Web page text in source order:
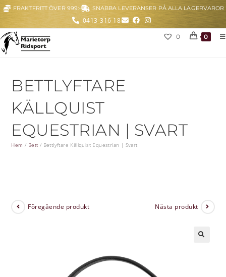
FRAKTFRITT ÖVER 999:- SNABBA LEVERANSER PÅ ALLA LAGERVAROR
0413-316 18
0 0
BETTLYFTARE
KÄLLQUIST
EQUESTRIAN | SVART
Hem / Bett / Bettlyftare Källquist Equestrian | Svart
Föregående produkt Nästa produkt